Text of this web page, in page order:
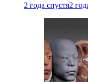
2 года спустя2